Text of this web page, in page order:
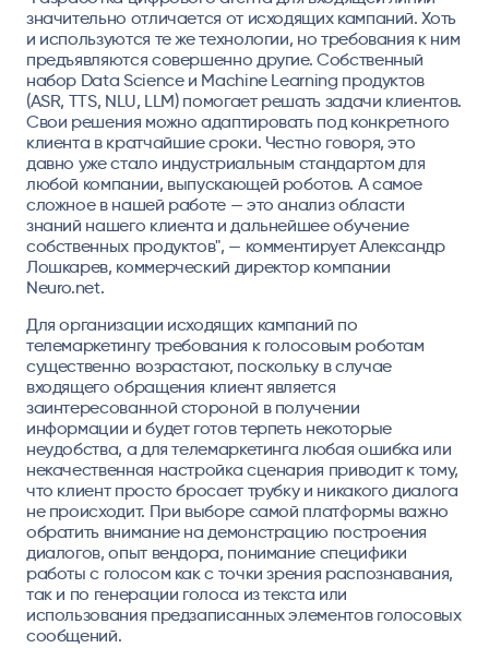
значительно отличается от исходящих кампаний. Хоть
и используются те же технологии, но требования к ним
предъявляются совершенно другие. Собственный
набор Data Science и Machine Learning продуктов
(ASR, TTS, NLU, LLM) помогает решать задачи клиентов.
Свои решения можно адаптировать под конкретного
клиента в кратчайшие сроки. Честно говоря, это
давно уже стало индустриальным стандартом для
любой компании, выпускающей роботов. А самое
сложное в нашей работе — это анализ области
знаний нашего клиента и дальнейшее обучение
собственных продуктов", — комментирует Александр
Лошкарев, коммерческий директор компании
Neuro.net.
Для организации исходящих кампаний по
телемаркетингу требования к голосовым роботам
существенно возрастают, поскольку в случае
входящего обращения клиент является
заинтересованной стороной в получении
информации и будет готов терпеть некоторые
неудобства, а для телемаркетинга любая ошибка или
некачественная настройка сценария приводит к тому,
что клиент просто бросает трубку и никакого диалога
не происходит. При выборе самой платформы важно
обратить внимание на демонстрацию построения
диалогов, опыт вендора, понимание специфики
работы с голосом как с точки зрения распознавания,
так и по генерации голоса из текста или
использования предзаписанных элементов голосовых
сообщений.